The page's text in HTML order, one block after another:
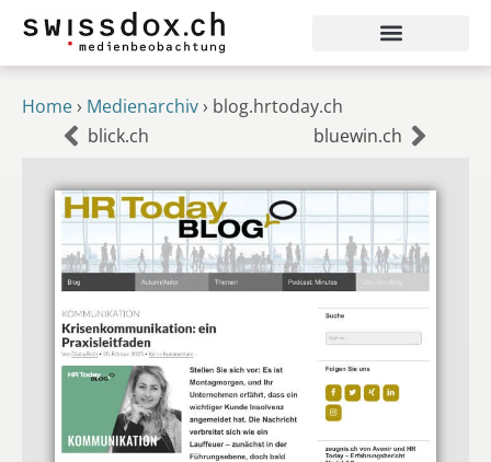
Home› Medienarchiv› blog.hrtoday.ch
blick.ch
bluewin.ch